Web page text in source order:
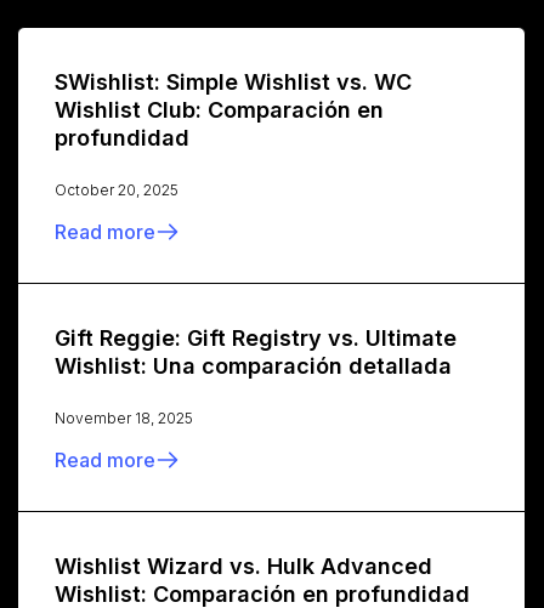
SWishlist: Simple Wishlist vs. WC
Wishlist Club: Comparación en
profundidad
October 20, 2025
Read more
Gift Reggie: Gift Registry vs. Ultimate
Wishlist: Una comparación detallada
November 18, 2025
Read more
Wishlist Wizard vs. Hulk Advanced
Wishlist: Comparación en profundidad